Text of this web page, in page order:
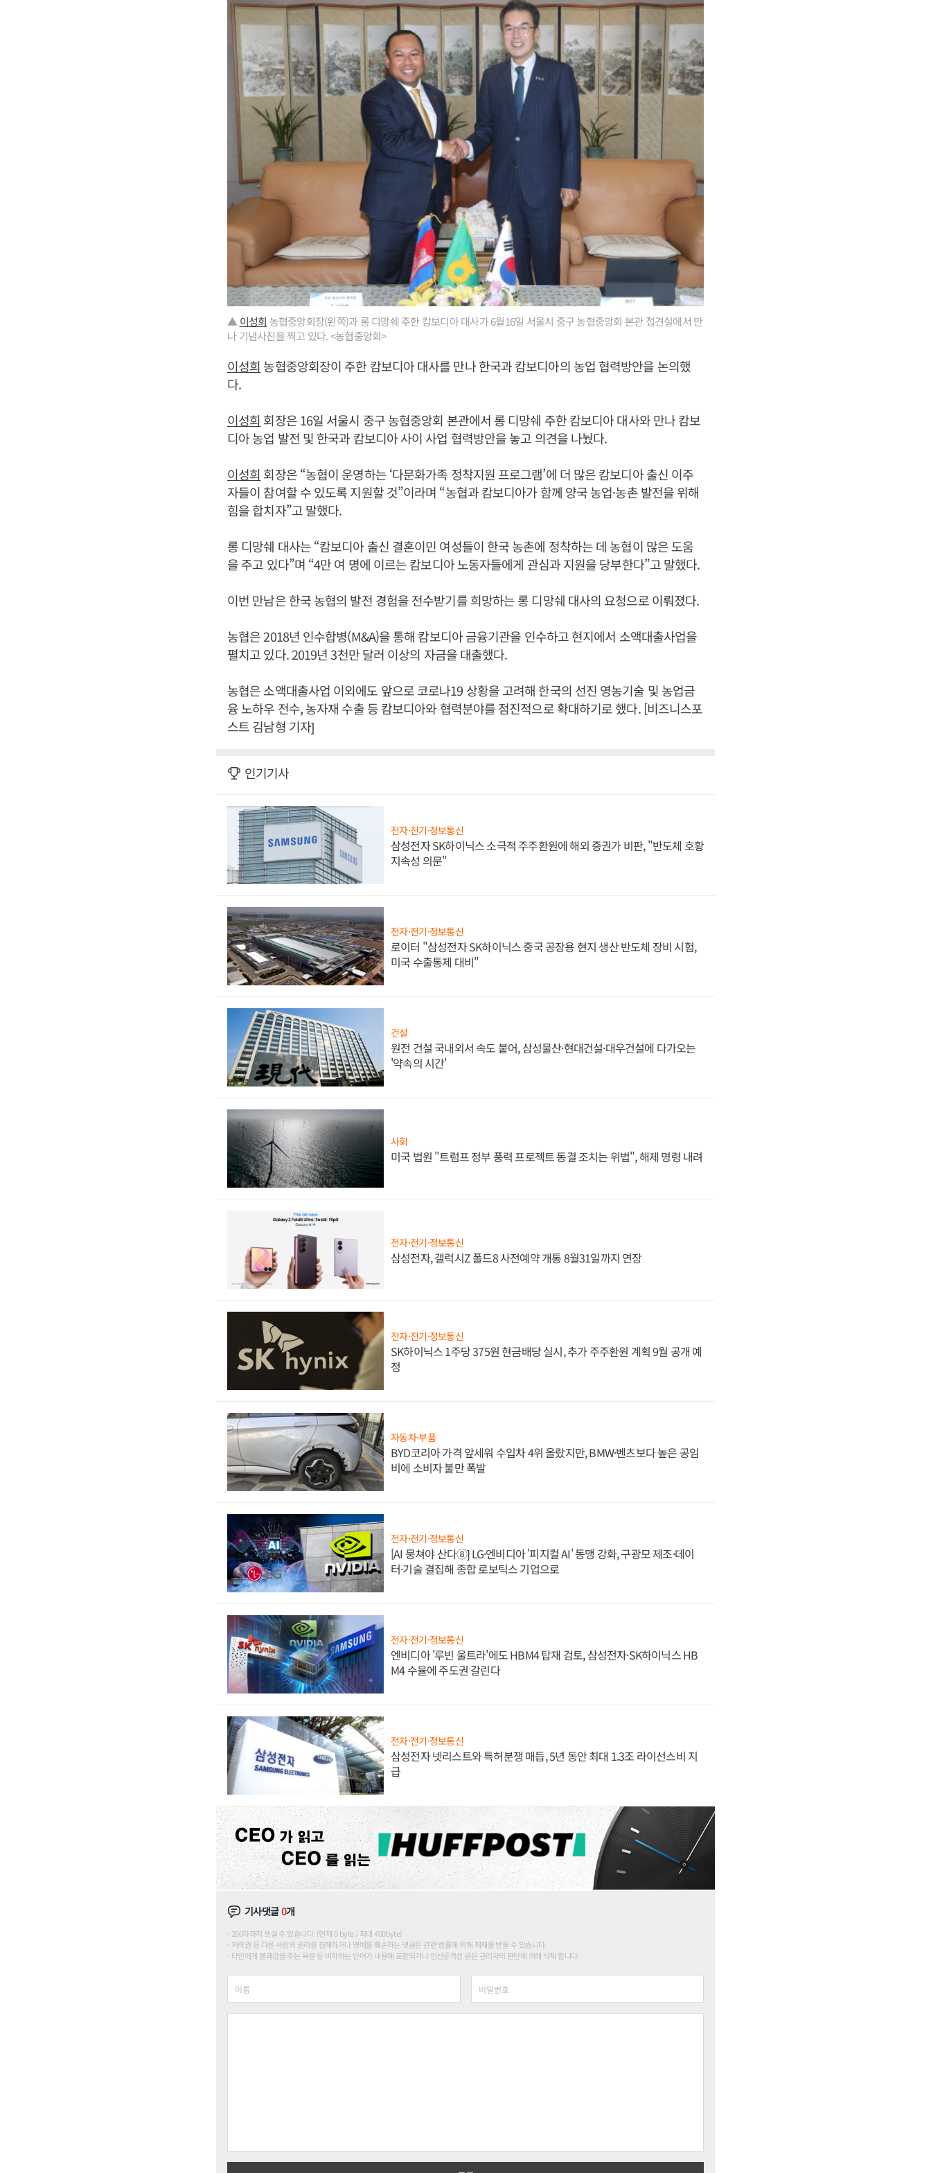
▲이성희 농협중앙회장(왼쪽)과 롱 디망쉐 주한 캄보디아 대사가 6월16일 서울시 중구 농협중앙회 본관 접견실에서 만
나 기념사진을 찍고 있다. <농협중앙회>
이성희 농협중앙회장이 주한 캄보디아 대사를 만나 한국과 캄보디아의 농업 협력방안을 논의했
다.
이성희 회장은 16일 서울시 중구 농협중앙회 본관에서 롱 디망쉐 주한 캄보디아 대사와 만나 캄보
디아 농업 발전 및 한국과 캄보디아 사이 사업 협력방안을 놓고 의견을 나눴다.
이성희 회장은 “농협이 운영하는 ‘다문화가족 정착지원 프로그램’에 더 많은 캄보디아 출신 이주
자들이 참여할 수 있도록 지원할 것”이라며 “농협과 캄보디아가 함께 양국 농업·농촌 발전을 위해
힘을 합치자”고 말했다.
롱 디망쉐 대사는 “캄보디아 출신 결혼이민 여성들이 한국 농촌에 정착하는 데 농협이 많은 도움
을 주고 있다”며 “4만 여 명에 이르는 캄보디아 노동자들에게 관심과 지원을 당부한다”고 말했다.
이번 만남은 한국 농협의 발전 경험을 전수받기를 희망하는 롱 디망쉐 대사의 요청으로 이뤄졌다.
농협은 2018년 인수합병(M&A)을 통해 캄보디아 금융기관을 인수하고 현지에서 소액대출사업을
펼치고 있다. 2019년 3천만 달러 이상의 자금을 대출했다.
농협은 소액대출사업 이외에도 앞으로 코로나19 상황을 고려해 한국의 선진 영농기술 및 농업금
융 노하우 전수, 농자재 수출 등 캄보디아와 협력분야를 점진적으로 확대하기로 했다. [비즈니스포
스트 김남형 기자]
인기기사
전자·전기·정보통신
삼성전자 SK하이닉스 소극적 주주환원에 해외 증권가 비판, "반도체 호황
지속성 의문"
전자·전기·정보통신
로이터 "삼성전자 SK하이닉스 중국 공장용 현지 생산 반도체 장비 시험,
미국 수출통제 대비"
건설
원전 건설 국내외서 속도 붙어, 삼성물산·현대건설·대우건설에 다가오는
'약속의 시간'
사회
미국 법원 "트럼프 정부 풍력 프로젝트 동결 조치는 위법", 해제 명령 내려
전자·전기·정보통신
삼성전자, 갤럭시Z 폴드8 사전예약 개통 8월31일까지 연장
전자·전기·정보통신
SK하이닉스 1주당 375원 현금배당 실시, 추가 주주환원 계획 9월 공개 예
정
자동차·부품
BYD코리아 가격 앞세워 수입차 4위 올랐지만, BMW·벤츠보다 높은 공임
비에 소비자 불만 폭발
전자·전기·정보통신
[AI 뭉쳐야 산다⑧] LG·엔비디아 '피지컬 AI' 동맹 강화, 구광모 제조·데이
터·기술 결집해 종합 로보틱스 기업으로
전자·전기·정보통신
엔비디아 '루빈 울트라'에도 HBM4 탑재 검토, 삼성전자·SK하이닉스 HB
M4 수율에 주도권 갈린다
전자·전기·정보통신
삼성전자 넷리스트와 특허분쟁 매듭, 5년 동안 최대 1.3조 라이선스비 지
급
기사댓글0개
200자까지 쓰실 수 있습니다. (현재 0 byte / 최대 400byte)
저작권 등 다른 사람의 권리를 침해하거나 명예를 훼손하는 댓글은 관련 법률에 의해 제재를 받을 수 있습니다.
타인에게 불쾌감을 주는 욕설 등 비하하는 단어가 내용에 포함되거나 인신공격성 글은 관리자의 판단에 의해 삭제 합니다.